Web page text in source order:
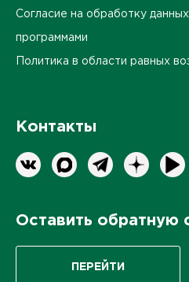
Согласие на обработку
программами
Политика в области равных
Контакты
Оставить обратную
ПЕРЕЙТИ